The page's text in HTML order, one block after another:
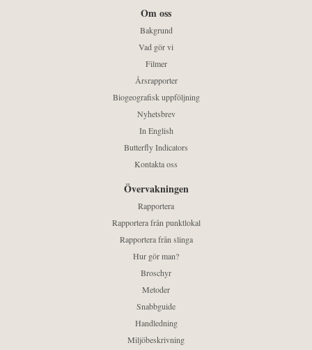
Om oss
Bakgrund
Vad gör vi
Filmer
Årsrapporter
Biogeografisk uppföljning
Nyhetsbrev
In English
Butterfly Indicators
Kontakta oss
Övervakningen
Rapportera
Rapportera från punktlokal
Rapportera från slinga
Hur gör man?
Broschyr
Metoder
Snabbguide
Handledning
Miljöbeskrivning